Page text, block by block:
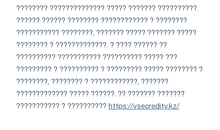
???????? ?????????????? ????? ??????? ??????????.
?????? ?????? ???????? ???????????? ? ????????
??????????? ????????, ??????? ????? ??????? ?????
???????? ? ?????????????. ? ???? ?????? ??
?????????? ??????????? ?????????? ????? ???
????????? ? ?????????? ? ????????? ????? ???????? ?
????????, ???????? ? ????????????, ???????
????????????? ????? ??????. ?? ??????? ???????
??????????? ? ?????????? https://vsecredity.kz/